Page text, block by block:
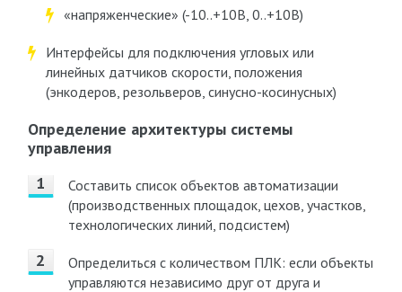
«напряженческие» (-10..+10В, 0..+10В)
Интерфейсы для подключения угловых или
линейных датчиков скорости, положения
(энкодеров, резольверов, синусно-косинусных)
Определение архитектуры системы
управления
Составить список объектов автоматизации
(производственных площадок, цехов, участков,
технологических линий, подсистем)
Определиться с количеством ПЛК: если объекты
управляются независимо друг от друга и